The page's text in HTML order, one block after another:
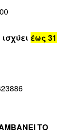
έως 31
ΤΟ